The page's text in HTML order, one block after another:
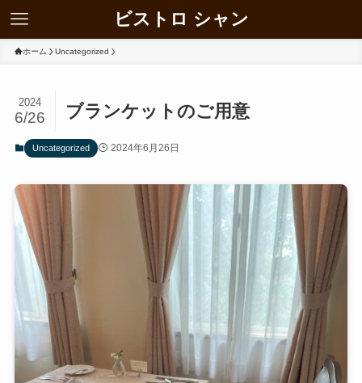
ビストロ シャン
ホーム Uncategorized
ブランケットのご用意
2024
6/26
Uncategorized 2024年6月26日